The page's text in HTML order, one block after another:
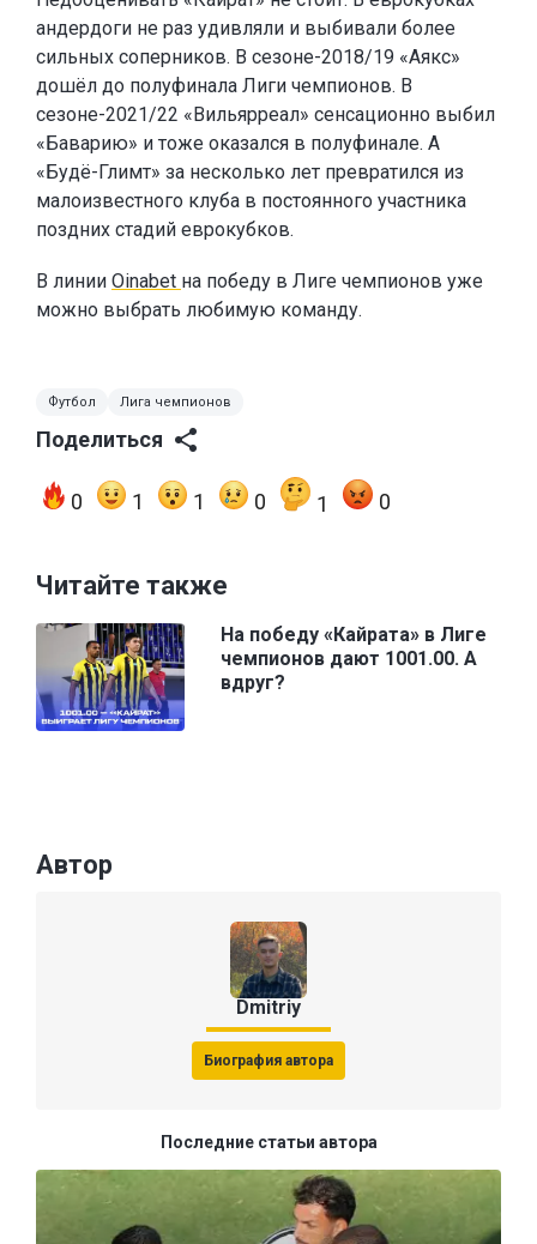
андердоги не раз удивляли и выбивали более
сильных соперников. В сезоне-2018/19 «Аякс»
дошёл до полуфинала Лиги чемпионов. В
сезоне-2021/22 «Вильярреал» сенсационно выбил
«Баварию» и тоже оказался в полуфинале. А
«Будё-Глимт» за несколько лет превратился из
малоизвестного клуба в постоянного участника
поздних стадий еврокубков.
В линии Oinabet на победу в Лиге чемпионов уже
можно выбрать любимую команду.
Футбол Лига чемпионов
Поделиться
0 1 1 0 1 0
Читайте также
На победу «Кайрата» в Лиге
чемпионов дают 1001.00. А
вдруг?
Автор
Dmitriy
Биография автора
Последние статьи автора